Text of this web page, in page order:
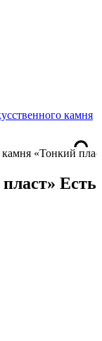
камня
Есть